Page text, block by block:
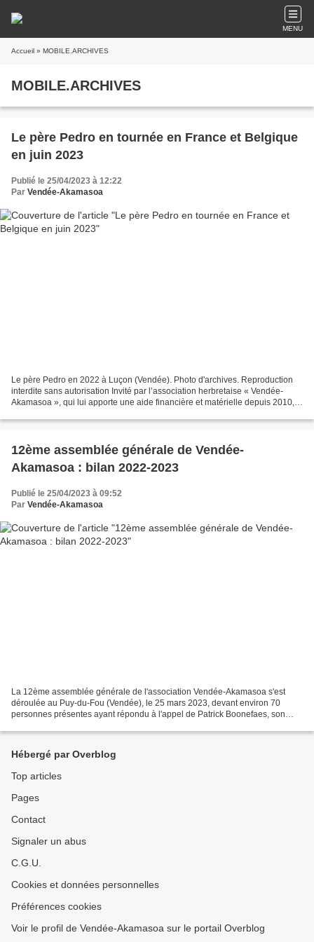
MENU
Accueil » MOBILE.ARCHIVES
MOBILE.ARCHIVES
Le père Pedro en tournée en France et Belgique
en juin 2023
Publié le 25/04/2023 à 12:22
Par Vendée-Akamasoa
Le père Pedro en 2022 à Luçon (Vendée). Photo d'archives. Reproduction
interdite sans autorisation Invité par l’association herbretaise « Vendée-
Akamasoa », qui lui apporte une aide financière et matérielle depuis 2010,
12ème assemblée générale de Vendée-
Akamasoa : bilan 2022-2023
Publié le 25/04/2023 à 09:52
Par Vendée-Akamasoa
La 12ème assemblée générale de l'association Vendée-Akamasoa s'est
déroulée au Puy-du-Fou (Vendée), le 25 mars 2023, devant environ 70
personnes présentes ayant répondu à l'appel de Patrick Boonefaes, son
Hébergé par Overblog
Top articles
Pages
Contact
Signaler un abus
C.G.U.
Cookies et données personnelles
Préférences cookies
Voir le profil de Vendée-Akamasoa sur le portail Overblog